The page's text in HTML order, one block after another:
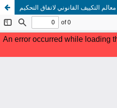
معالم التكييف القانوني لاتفاق التحكيم